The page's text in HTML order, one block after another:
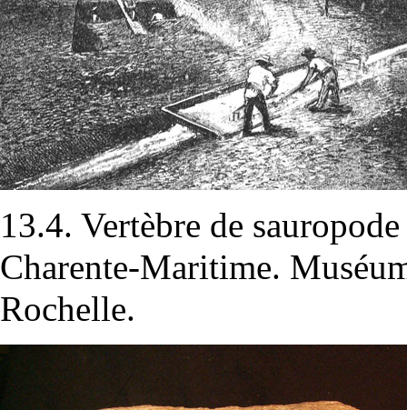
13.4. Vertèbre de
Charente-Maritime.
Rochelle.